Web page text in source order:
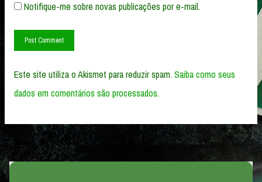
Notifique-me sobre novas publicações por e-mail.
Este site utiliza o Akismet para reduzir spam.Saiba como seus
dados em comentários são processados.